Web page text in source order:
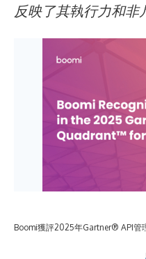
反映了其執行力和非
Boomi獲評2025年Gartner® API管